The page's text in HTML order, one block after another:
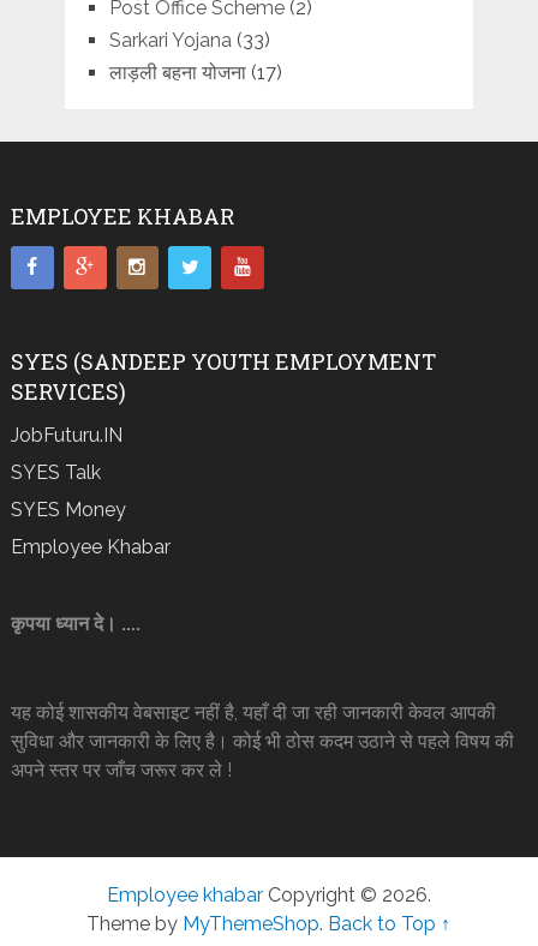
Post Office Scheme(2)
Sarkari Yojana(33)
लाड़ली बहना योजना(17)
EMPLOYEE KHABAR
SYES (SANDEEP YOUTH EMPLOYMENT
SERVICES)
JobFuturu.IN
SYES Talk
SYES Money
Employee Khabar
कृपया ध्यान दे। ....
यह कोई शासकीय वेबसाइट नहीं है, यहाँ दी जा रही जानकारी केवल आपकी
सुविधा और जानकारी के लिए है। कोई भी ठोस कदम उठाने से पहले विषय की
अपने स्तर पर जाँच जरूर कर ले !
Employee khabarCopyright © 2026.
Theme by MyThemeShop. Back to Top ↑